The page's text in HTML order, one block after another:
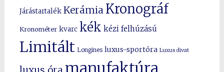
Járástartalék Kerámia Kronográf
Kronométer kvarc kék kézi felhúzású
Limitált Longines luxus-sportóra Luxus divat
manufaktúra